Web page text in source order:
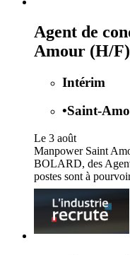
Agent de
Amour (H/F)
Intérim
•Saint-
Le 3 août
Manpower Saint
BOLARD, des
postes sont à